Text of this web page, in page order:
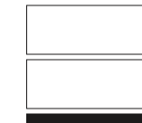
140 X 70 cm